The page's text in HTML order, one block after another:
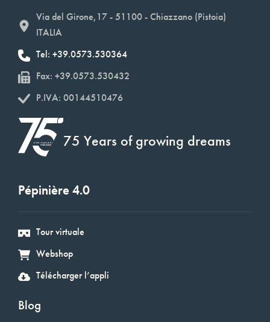
Via del Girone,17 - 51100 - Chiazzano (Pistoia)
ITALIA
Tel: +39.0573.530364
Fax: +39.0573.530432
P.IVA: 00144510476
75 Years of growing dreams
Pépinière 4.0
Tour virtuale
Webshop
Télécharger l’appli
Blog